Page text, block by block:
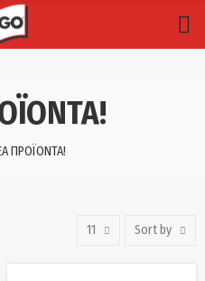
ΠΡΟΪΟΝΤΑ!
11 Sort by